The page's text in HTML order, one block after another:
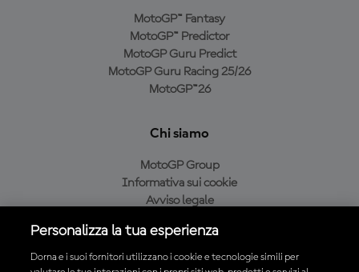
MotoGP™ Fantasy
MotoGP™ Predictor
MotoGP Guru Predict
MotoGP Guru Racing 25/26
MotoGP™26
Chi siamo
MotoGP Group
Informativa sui cookie
Avviso legale
Condizioni di acquisto
Personalizza la tua esperienza
Dorna e i suoi fornitori utilizzano i cookie e tecnologie simili per